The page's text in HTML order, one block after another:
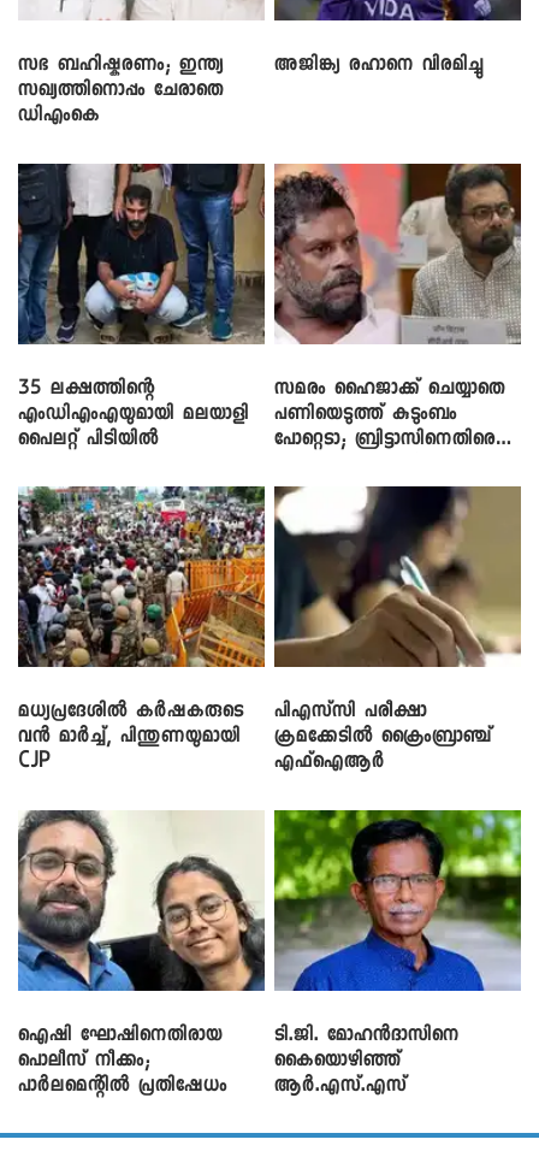
സഭ ബഹിഷ്കരണം; ഇന്ത്യ
സഖ്യത്തിനൊപ്പം ചേരാതെ
ഡിഎംകെ
അജിങ്ക്യ രഹാനെ വിരമിച്ചു
35 ലക്ഷത്തിന്റെ
എംഡിഎംഎയുമായി മലയാളി
പൈലറ്റ് പിടിയിൽ
സമരം ഹൈജാക്ക് ചെയ്യാതെ
പണിയെടുത്ത് കുടുംബം
പോറ്റെടാ; ബ്രിട്ടാസിനെതിരെ
മധ്യപ്രദേശിൽ കർഷകരുടെ
വൻ മാർച്ച്, പിന്തുണയുമായി
CJP
പിഎസ്‌സി പരീക്ഷാ
ക്രമക്കേ‌ടിൽ ക്രൈംബ്രാഞ്ച്
എഫ്ഐആർ
ഐഷി ഘോഷിനെതിരായ
പൊലീസ് നീക്കം;
പാര്‍ലമെന്റിൽ പ്രതിഷേധം
ടി.ജി. മോഹൻദാസിനെ
കൈയൊഴിഞ്ഞ്
ആർ.എസ്.എസ്